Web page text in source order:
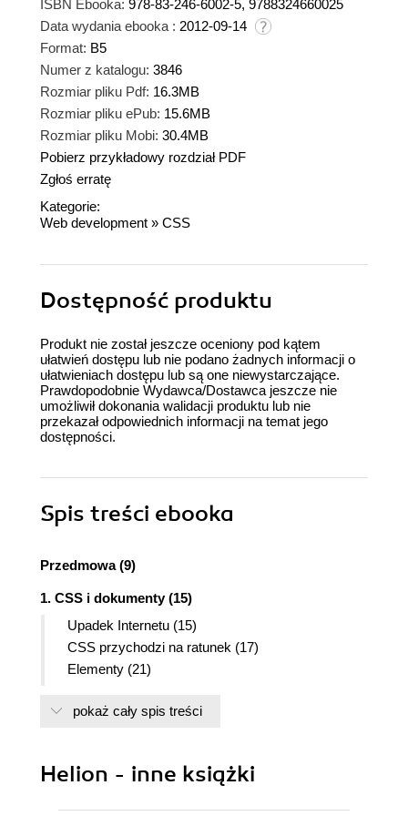
ISBN Ebooka: 978-83-246-6002-5, 9788324660025
Data wydania ebooka : 2012-09-14
Format: B5
Numer z katalogu: 3846
Rozmiar pliku Pdf: 16.3MB
Rozmiar pliku ePub: 15.6MB
Rozmiar pliku Mobi: 30.4MB
Pobierz przykładowy rozdział PDF
Zgłoś erratę
Kategorie:
Web development » CSS
Dostępność produktu
Produkt nie został jeszcze oceniony pod kątem
ułatwień dostępu lub nie podano żadnych informacji o
ułatwieniach dostępu lub są one niewystarczające.
Prawdopodobnie Wydawca/Dostawca jeszcze nie
umożliwił dokonania walidacji produktu lub nie
przekazał odpowiednich informacji na temat jego
dostępności.
Spis treści ebooka
Przedmowa (9)
1. CSS i dokumenty (15)
Upadek Internetu (15)
CSS przychodzi na ratunek (17)
Elementy (21)
Podsumowanie (35)
Podstawowe reguły (37)
Selektory klas oraz identyfikatorów (45)
pokaż cały spis treści
Helion - inne książki